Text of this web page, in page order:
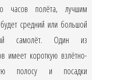
часов полёта, лучшим
средний или большой
самолёт. Один из
имеет короткую взлётно-
полосу и посадки